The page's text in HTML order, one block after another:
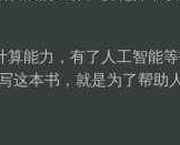
能力，有了人工智能
这本书，就是为了帮助